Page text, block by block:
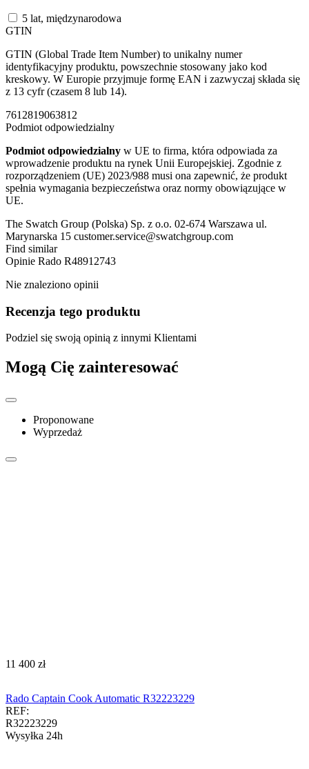
5 lat, międzynarodowa
GTIN
GTIN (Global Trade Item Number) to unikalny numer
identyfikacyjny produktu, powszechnie stosowany jako kod
kreskowy. W Europie przyjmuje formę EAN i zazwyczaj składa się
z 13 cyfr (czasem 8 lub 14).
7612819063812
Podmiot odpowiedzialny
Podmiot odpowiedzialny w UE to firma, która odpowiada za
wprowadzenie produktu na rynek Unii Europejskiej. Zgodnie z
rozporządzeniem (UE) 2023/988 musi ona zapewnić, że produkt
spełnia wymagania bezpieczeństwa oraz normy obowiązujące w
UE.
The Swatch Group (Polska) Sp. z o.o. 02-674 Warszawa ul.
Marynarska 15 customer.service@swatchgroup.com
Find similar
Opinie Rado R48912743
Nie znaleziono opinii
Recenzja tego produktu
Podziel się swoją opinią z innymi Klientami
Mogą Cię zainteresować
Proponowane
Wyprzedaż
‍11 400‍ zł
Rado Captain Cook Automatic R32223229
REF:
R32223229
Wysyłka 24h